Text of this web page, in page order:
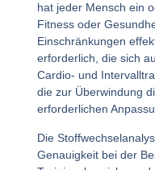
hat jeder Mensch ein
Fitness oder
Einschränkungen
erforderlich, die sich
Cardio- und
die zur Überwindung
erforderlichen
Die
Genauigkeit bei der